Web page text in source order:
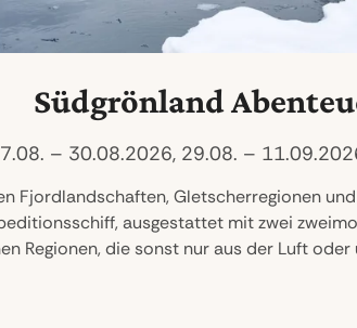
Südgrönland
– 30.08.2026, 29.08. –
Fjordlandschaften, Gletscherregionen
ausgestattet mit zwei
Regionen, die sonst nur aus der Luft